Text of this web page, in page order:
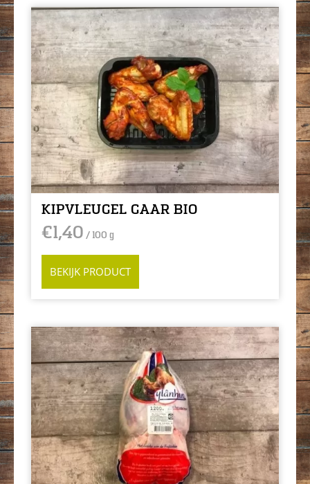
KIPVLEUGEL GAAR BIO
€1,40 / 100 g
BEKIJK PRODUCT